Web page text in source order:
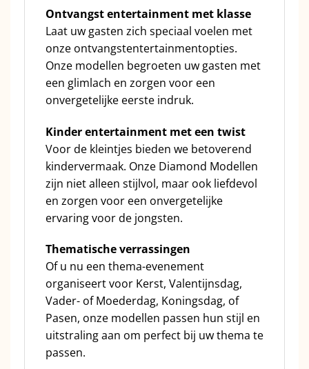
Ontvangst entertainment met klasse
Laat uw gasten zich speciaal voelen met
onze ontvangstentertainmentopties.
Onze modellen begroeten uw gasten met
een glimlach en zorgen voor een
onvergetelijke eerste indruk.
Kinder entertainment met een twist
Voor de kleintjes bieden we betoverend
kindervermaak. Onze Diamond Modellen
zijn niet alleen stijlvol, maar ook liefdevol
en zorgen voor een onvergetelijke
ervaring voor de jongsten.
Thematische verrassingen
Of u nu een thema-evenement
organiseert voor Kerst, Valentijnsdag,
Vader- of Moederdag, Koningsdag, of
Pasen, onze modellen passen hun stijl en
uitstraling aan om perfect bij uw thema te
passen.